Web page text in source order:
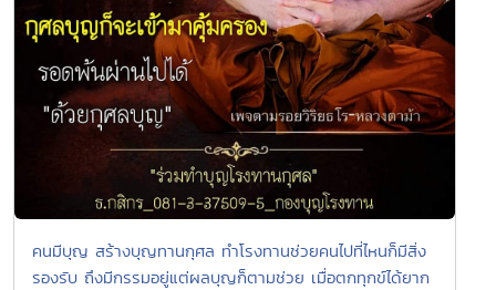
คนมีบุญ สร้างบุญทานกุศล ทำโรงทานช่วยคนไปที่ไหนก็มีสิ่ง
รองรับ ถึงมีกรรมอยู่แต่ผลบุญก็ตามช่วย เมื่อตกทุกข์ได้ยาก